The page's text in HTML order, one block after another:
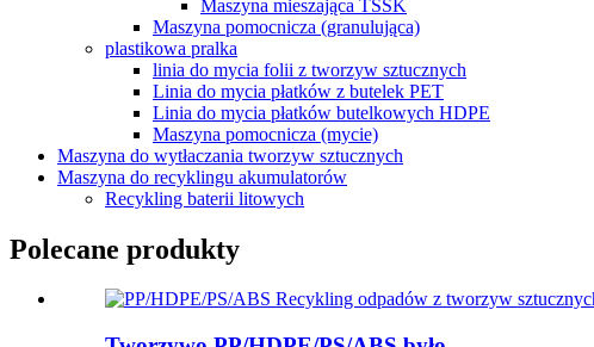
Maszyna mieszająca TSSK
Maszyna pomocnicza (granulująca)
plastikowa pralka
linia do mycia folii z tworzyw sztucznych
Linia do mycia płatków z butelek PET
Linia do mycia płatków butelkowych HDPE
Maszyna pomocnicza (mycie)
Maszyna do wytłaczania tworzyw sztucznych
Maszyna do recyklingu akumulatorów
Recykling baterii litowych
Polecane produkty